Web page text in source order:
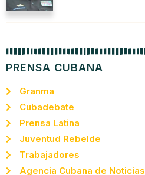
PRENSA CUBANA
Granma
Cubadebate
Prensa Latina
Juventud Rebelde
Trabajadores
Agencia Cubana de Noticias